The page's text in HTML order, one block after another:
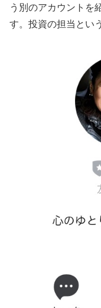
う別のアカウントを
す。投資の担当とい